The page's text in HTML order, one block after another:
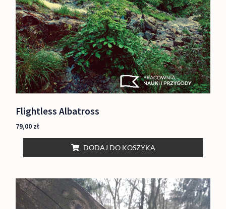
Flightless Albatross
79,00 zł
DODAJ DO KOSZYKA